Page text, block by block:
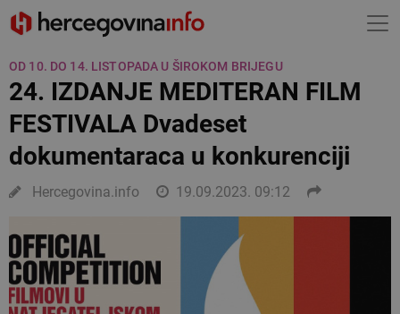
OD 10. DO 14. LISTOPADA U ŠIROKOM BRIJEGU
24. IZDANJE MEDITERAN FILM
FESTIVALA Dvadeset
dokumentaraca u konkurenciji
Hercegovina.info 19.09.2023. 09:12